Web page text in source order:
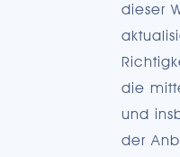
dieser
die
und
der